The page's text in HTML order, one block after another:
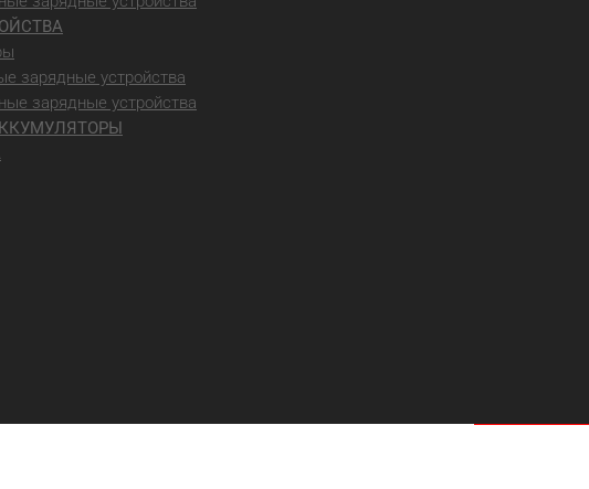
зарядные устройства
зарядные устройства